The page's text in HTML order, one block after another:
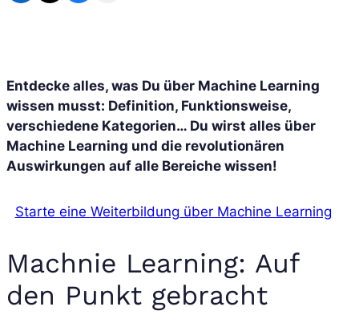
Entdecke alles, was Du über Machine Learning
wissen musst: Definition, Funktionsweise,
verschiedene Kategorien… Du wirst alles über
Machine Learning und die revolutionären
Auswirkungen auf alle Bereiche wissen!
Starte eine Weiterbildung über Machine Learning
Machnie Learning: Auf
den Punkt gebracht